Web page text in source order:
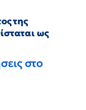
της
ως
στο